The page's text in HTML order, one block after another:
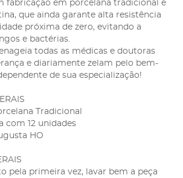
fabricação em porcelana tradicional e
que ainda garante alta resistência
próxima de zero, evitando a
e bactérias.
todas as médicas e doutoras
e diariamente zelam pelo bem-
de sua especialização!
Tradicional
com 12 unidades
HO
pela primeira vez, lavar bem a peça